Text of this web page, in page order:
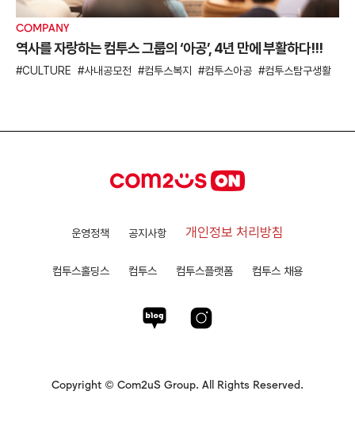
COMPANY
역사를 자랑하는 컴투스 그룹의 ‘아공’, 4년 만에 부활하다!!!
CULTURE 사내공모전 컴투스복지 컴투스아공 컴투스탐구생활
운영정책 공지사항 개인정보 처리방침
컴투스홀딩스 컴투스 컴투스플랫폼 컴투스 채용
Copyright © Com2uS Group. All Rights Reserved.